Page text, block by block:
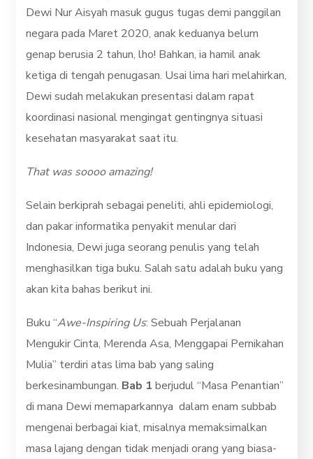
Dewi Nur Aisyah masuk gugus tugas demi panggilan
negara pada Maret 2020, anak keduanya belum
genap berusia 2 tahun, lho! Bahkan, ia hamil anak
ketiga di tengah penugasan. Usai lima hari melahirkan,
Dewi sudah melakukan presentasi dalam rapat
koordinasi nasional mengingat gentingnya situasi
kesehatan masyarakat saat itu.
That was soooo amazing!
Selain berkiprah sebagai peneliti, ahli epidemiologi,
dan pakar informatika penyakit menular dari
Indonesia, Dewi juga seorang penulis yang telah
menghasilkan tiga buku. Salah satu adalah buku yang
akan kita bahas berikut ini.
Buku “Awe-Inspiring Us: Sebuah Perjalanan
Mengukir Cinta, Merenda Asa, Menggapai Pernikahan
Mulia” terdiri atas lima bab yang saling
berkesinambungan. Bab 1 berjudul “Masa Penantian”
di mana Dewi memaparkannya dalam enam subbab
mengenai berbagai kiat, misalnya memaksimalkan
masa lajang dengan tidak menjadi orang yang biasa-